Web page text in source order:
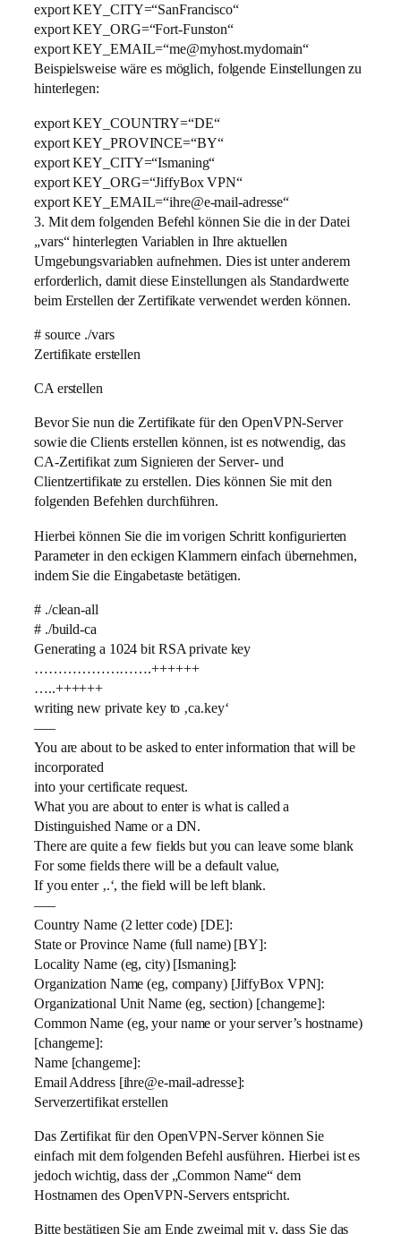
export KEY_CITY=“SanFrancisco“
export KEY_ORG=“Fort-Funston“
export KEY_EMAIL=“me@myhost.mydomain“
Beispielsweise wäre es möglich, folgende Einstellungen zu
hinterlegen:
export KEY_COUNTRY=“DE“
export KEY_PROVINCE=“BY“
export KEY_CITY=“Ismaning“
export KEY_ORG=“JiffyBox VPN“
export KEY_EMAIL=“ihre@e-mail-adresse“
3. Mit dem folgenden Befehl können Sie die in der Datei
„vars“ hinterlegten Variablen in Ihre aktuellen
Umgebungsvariablen aufnehmen. Dies ist unter anderem
erforderlich, damit diese Einstellungen als Standardwerte
beim Erstellen der Zertifikate verwendet werden können.
# source ./vars
Zertifikate erstellen
CA erstellen
Bevor Sie nun die Zertifikate für den OpenVPN-Server
sowie die Clients erstellen können, ist es notwendig, das
CA-Zertifikat zum Signieren der Server- und
Clientzertifikate zu erstellen. Dies können Sie mit den
folgenden Befehlen durchführen.
Hierbei können Sie die im vorigen Schritt konfigurierten
Parameter in den eckigen Klammern einfach übernehmen,
indem Sie die Eingabetaste betätigen.
# ./clean-all
# ./build-ca
Generating a 1024 bit RSA private key
…………………….++++++
…..++++++
writing new private key to ‚ca.key‘
—–
You are about to be asked to enter information that will be
incorporated
into your certificate request.
What you are about to enter is what is called a
Distinguished Name or a DN.
There are quite a few fields but you can leave some blank
For some fields there will be a default value,
If you enter ‚.‘, the field will be left blank.
—–
Country Name (2 letter code) [DE]:
State or Province Name (full name) [BY]:
Locality Name (eg, city) [Ismaning]:
Organization Name (eg, company) [JiffyBox VPN]:
Organizational Unit Name (eg, section) [changeme]:
Common Name (eg, your name or your server’s hostname)
[changeme]:
Name [changeme]:
Email Address [ihre@e-mail-adresse]:
Serverzertifikat erstellen
Das Zertifikat für den OpenVPN-Server können Sie
einfach mit dem folgenden Befehl ausführen. Hierbei ist es
jedoch wichtig, dass der „Common Name“ dem
Hostnamen des OpenVPN-Servers entspricht.
Bitte bestätigen Sie am Ende zweimal mit y, dass Sie das